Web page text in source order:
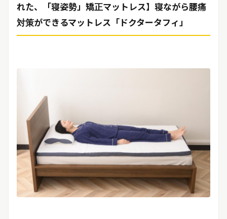
れた、「寝姿勢」矯正マットレス】寝ながら腰痛
対策ができるマットレス「ドクタータフィ」